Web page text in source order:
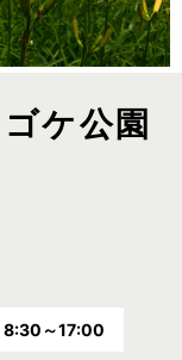
ケ公園
8:30～17:00